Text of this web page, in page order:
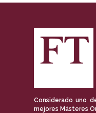
Considerado uno
mejores Másteres